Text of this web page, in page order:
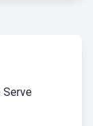
Serve